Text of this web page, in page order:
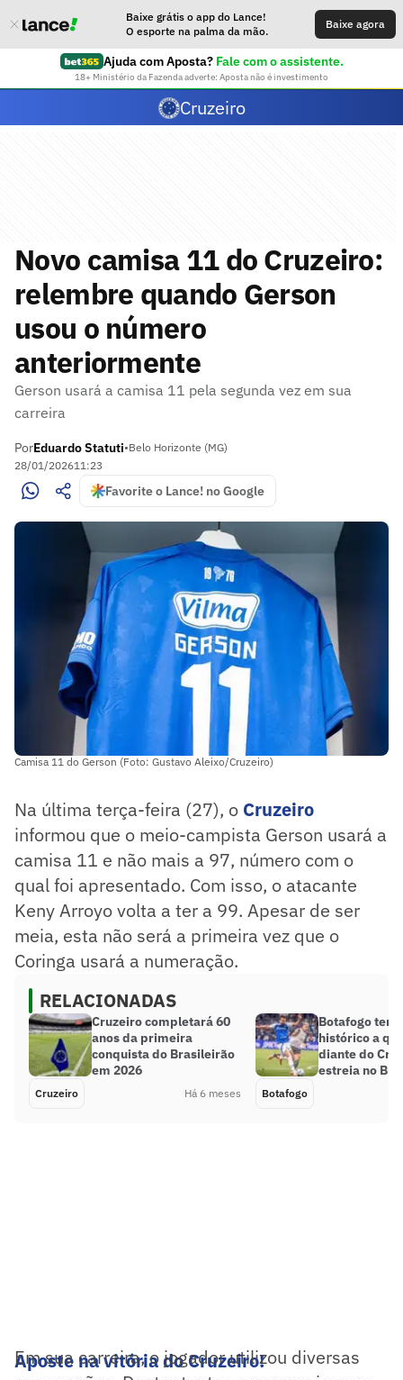
Baixe grátis o app do Lance!
O esporte na palma da mão.
Baixe agora
Ajuda com Aposta? Fale com o assistente.
18+ Ministério da Fazenda adverte: Aposta não é investimento
Cruzeiro
Novo camisa 11 do Cruzeiro:
relembre quando Gerson
usou o número
anteriormente
Gerson usará a camisa 11 pela segunda vez em sua
carreira
PorEduardo Statuti•Belo Horizonte (MG)
28/01/202611:23
Favorite o Lance! no Google
Camisa 11 do Gerson (Foto: Gustavo Aleixo/Cruzeiro)
Na última terça-feira (27), o Cruzeiro
informou que o meio-campista Gerson usará a
camisa 11 e não mais a 97, número com o
qual foi apresentado. Com isso, o atacante
Keny Arroyo volta a ter a 99. Apesar de ser
meia, esta não será a primeira vez que o
Coringa usará a numeração.
RELACIONADAS
Cruzeiro completará 60
anos da primeira
conquista do Brasileirão
em 2026
Cruzeiro Há 6 meses
Botafogo tem
histórico a
diante do
estreia no
Botafogo
Aposte na vitória do Cruzeiro!
Em sua carreira, o jogador utilizou diversas